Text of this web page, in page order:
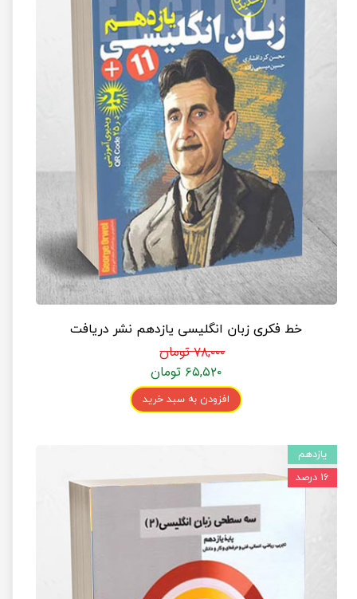
خط فکری زبان انگلیسی یازدهم نشر دریافت
۷۸,۰۰۰ تومان
۶۵,۵۲۰ تومان
افزودن به سبد خرید
یازدهم
۱۶ درصد